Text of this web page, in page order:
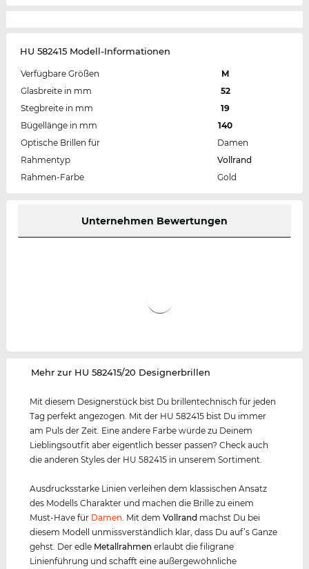
HU 582415 Modell-Informationen
Verfügbare Größen
M
Glasbreite in mm
52
Stegbreite in mm
19
Bügellänge in mm
140
Optische Brillen für
Damen
Rahmentyp
Vollrand
Rahmen-Farbe
Gold
Unternehmen Bewertungen
‌Mehr zur HU 582415/20 Designerbrillen
Mit diesem Designerstück bist Du brillentechnisch für jeden
Tag perfekt angezogen. Mit der HU 582415 bist Du immer
am Puls der Zeit. Eine andere Farbe würde zu Deinem
Lieblingsoutfit aber eigentlich besser passen? Check auch
die anderen Styles der HU 582415 in unserem Sortiment.
Ausdrucksstarke Linien verleihen dem klassischen Ansatz
des Modells Charakter und machen die Brille zu einem
Must-Have für Damen. Mit demVollrand machst Du bei
diesem Modell unmissverständlich klar, dass Du auf’s Ganze
gehst. Der edle Metall rahmen erlaubt die filigrane
Linienführung und schafft eine außergewöhnliche